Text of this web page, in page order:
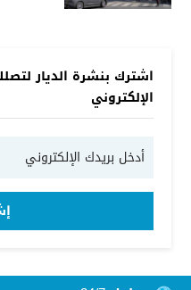
اشترك بنشرة الديار
الإلكتروني